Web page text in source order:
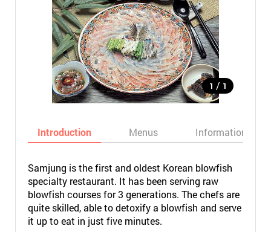
1 / 1
Introduction Menus Informations
Samjung is the first and oldest Korean blowfish
specialty restaurant. It has been serving raw
blowfish courses for 3 generations. The chefs are
quite skilled, able to detoxify a blowfish and serve
it up to eat in just five minutes.